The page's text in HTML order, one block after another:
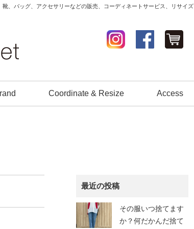
、バッグ、アクセサリーなどの販売、コーディネートサービス、リサイズ
Coordinate & Resize Access
最近の投稿
その服いつ捨てます
か？何だかんだ捨て